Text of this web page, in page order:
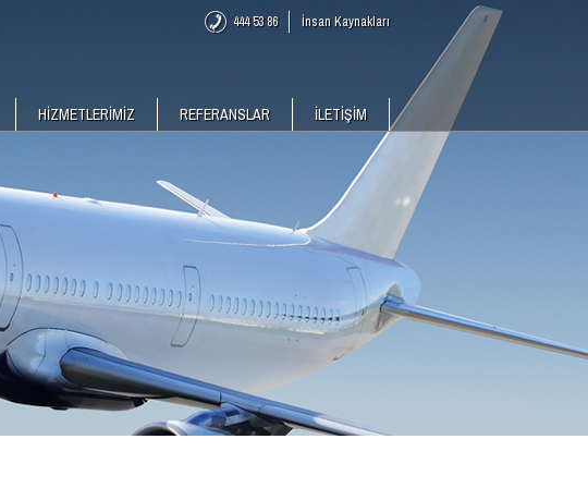
İnsan Kaynakları
444 53 86
İLETİŞİM
REFERANSLAR
HİZMETLERİMİZ